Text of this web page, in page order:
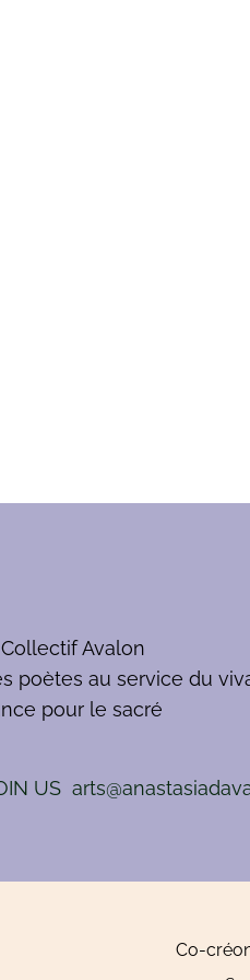
Avalon
poètes au service du
pour le sacré
US
Co-